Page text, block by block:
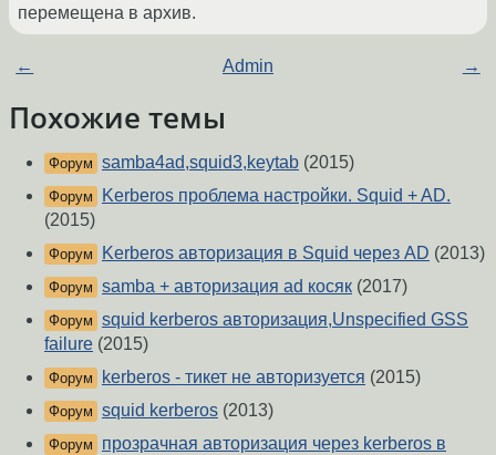
перемещена в архив.
← Admin →
Похожие темы
Форум samba4ad,squid3,keytab (2015)
Форум
Kerberos проблема настройки. Squid + AD.
(2015)
Форум Kerberos авторизация в Squid через AD (2013)
Форум samba + авторизация ad косяк (2017)
Форум squid kerberos авторизация,Unspecified GSS
failure (2015)
Форум kerberos - тикет не авторизуется (2015)
Форум squid kerberos (2013)
Форум
прозрачная авторизация через kerberos в